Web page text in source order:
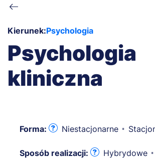
Ścieżka
nawigacyjna
Kierunek:Psychologia
Psychologia
kliniczna
Forma: Niestacjonarne
Sposób realizacji: Hybrydowe